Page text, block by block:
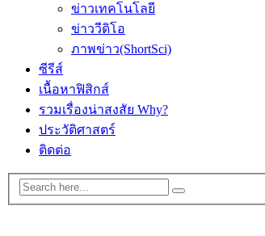
ข่าวเทคโนโลยี
ข่าววีดิโอ
ภาพข่าว(ShortSci)
ซีรีส์
เนื้อหาฟิสิกส์
รวมเรื่องน่าสงสัย Why?
ประวัติศาสตร์
ติดต่อ